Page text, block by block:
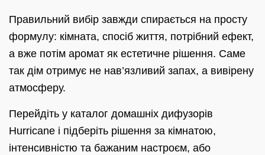
Правильний вибір завжди спирається на просту
формулу: кімната, спосіб життя, потрібний ефект,
а вже потім аромат як естетичне рішення. Саме
так дім отримує не нав’язливий запах, а вивірену
атмосферу.
Перейдіть у каталог домашніх дифузорів
Hurricane і підберіть рішення за кімнатою,
інтенсивністю та бажаним настроєм, або